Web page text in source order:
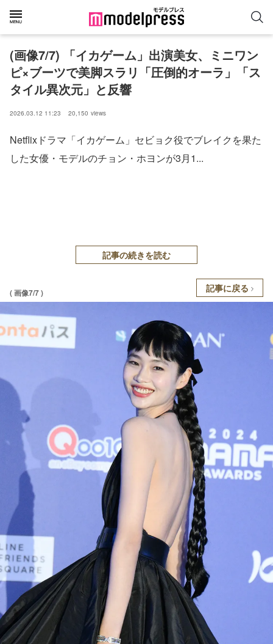
(画像7/7) 「イカゲーム」出演美女、ミニワン
ピ×ブーツで美脚スラリ「圧倒的オーラ」「ス
タイル異次元」と反響
2026.03.12 11:23 20,150 views
Netflixドラマ「イカゲーム」セビョク役でブレイクを果た
した女優・モデルのチョン・ホヨンが3月1...
記事の続きを読む
( 画像7/7 ) 記事に戻る